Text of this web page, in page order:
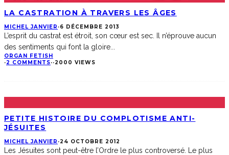
LA CASTRATION À TRAVERS LES ÂGES
MICHEL JANVIER ·6 DÉCEMBRE 2013
L’esprit du castrat est étroit, son cœur est sec. Il n’éprouve aucun
des sentiments qui font la gloire
ORGAN FETISH
·2 COMMENTS··2000 VIEWS
PETITE HISTOIRE DU COMPLOTISME ANTI-
JÉSUITES
MICHEL JANVIER ·24 OCTOBRE 2012
Les Jésuites sont peut-être l’Ordre le plus controversé. Le plus